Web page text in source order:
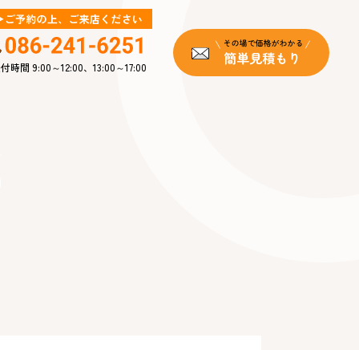
時間 9:00～12:00、13:00～17:00